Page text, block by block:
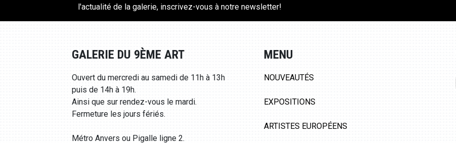
l'actualité de la galerie, inscrivez-vous à notre newsletter!
GALERIE DU 9ÈME ART
Ouvert du mercredi au samedi de 11h à 13h
puis de 14h à 19h.
Ainsi que sur rendez-vous le mardi.
Fermeture les jours fériés.
Métro Anvers ou Pigalle ligne 2.
MENU
NOUVEAUTÉS
EXPOSITIONS
ARTISTES EUROPÉENS